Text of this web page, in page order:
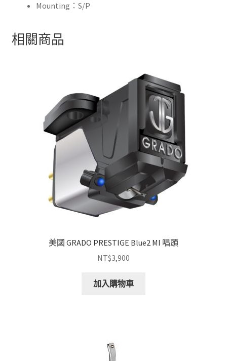
Mounting：S/P
相關商品
美國 GRADO PRESTIGE Blue2 MI 唱頭
NT$3,900
加入購物車